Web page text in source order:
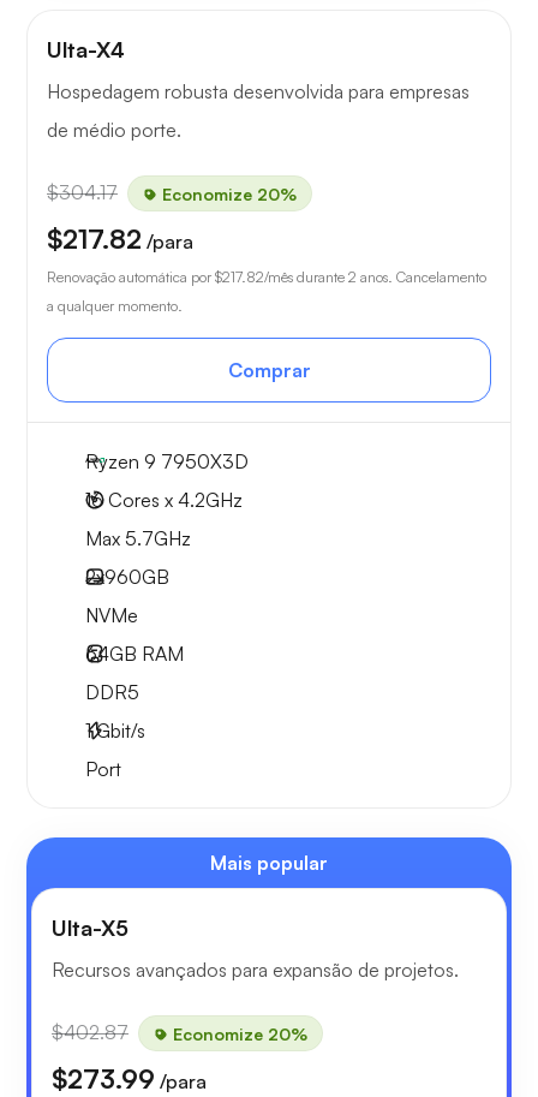
Ulta-X4
Hospedagem robusta desenvolvida para empresas
de médio porte.
$304.17 Economize 20%
$217.82 /para
Renovação automática por $217.82/mês durante 2 anos. Cancelamento
a qualquer momento.
Comprar
Ryzen 9 7950X3D
16 Cores x 4.2GHz
Max 5.7GHz
2x960GB
NVMe
64GB RAM
DDR5
1Gbit/s
Port
Mais popular
Ulta-X5
Recursos avançados para expansão de projetos.
$402.87 Economize 20%
$273.99 /para